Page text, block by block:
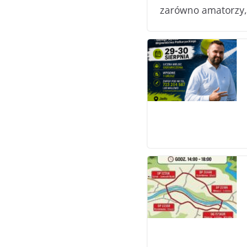
zarówno amatorzy,